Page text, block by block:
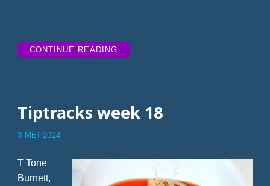
CONTINUE READING“TIPTRACKS
WEEK
Tiptracks week 18
3 MEI 2024
T Tone
Burnett,